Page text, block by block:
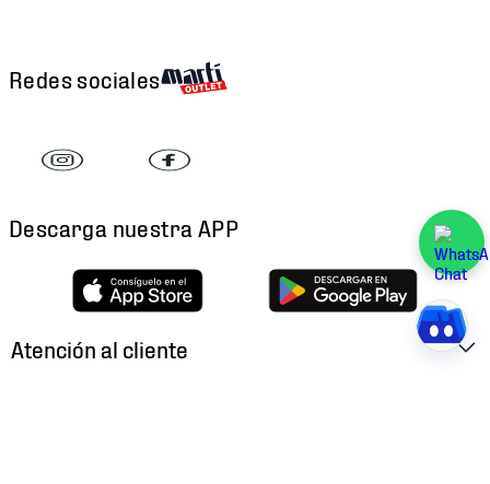
Redes sociales
Descarga nuestra APP
Atención al cliente